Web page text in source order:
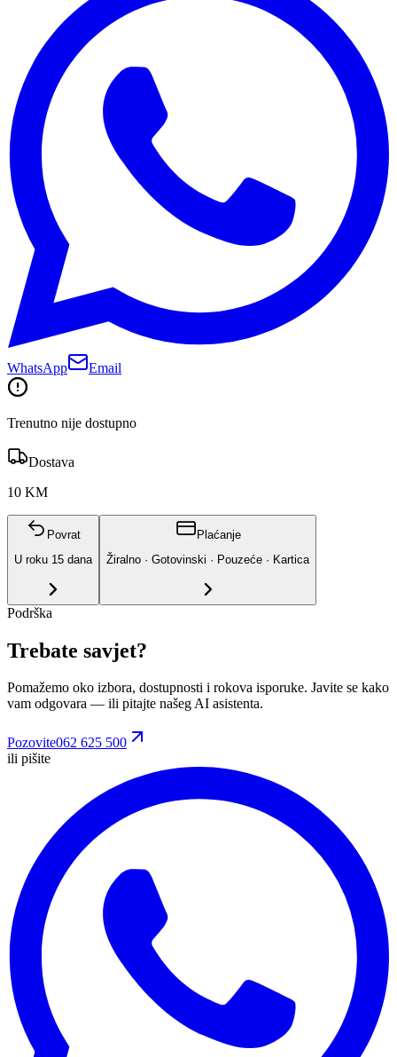
WhatsApp Email
Trenutno nije dostupno
Dostava
10 KM
Povrat
U roku 15 dana
Plaćanje
Žiralno · Gotovinski · Pouzeće · Kartica
Podrška
Trebate savjet?
Pomažemo oko izbora, dostupnosti i rokova isporuke. Javite se kako
vam odgovara — ili pitajte našeg AI asistenta.
Pozovite062 625 500
ili pišite